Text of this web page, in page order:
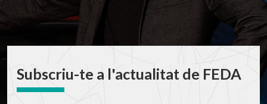
Subscriu-te a l'actualitat de FEDA